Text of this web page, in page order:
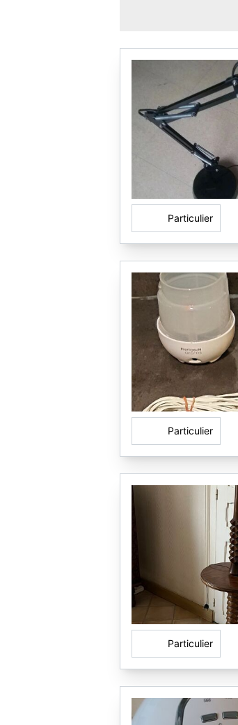
Particulier
Particulier
Particulier